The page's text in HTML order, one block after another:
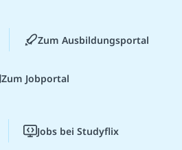
Zum Ausbildungsportal
Zum Jobportal
Jobs bei Studyflix